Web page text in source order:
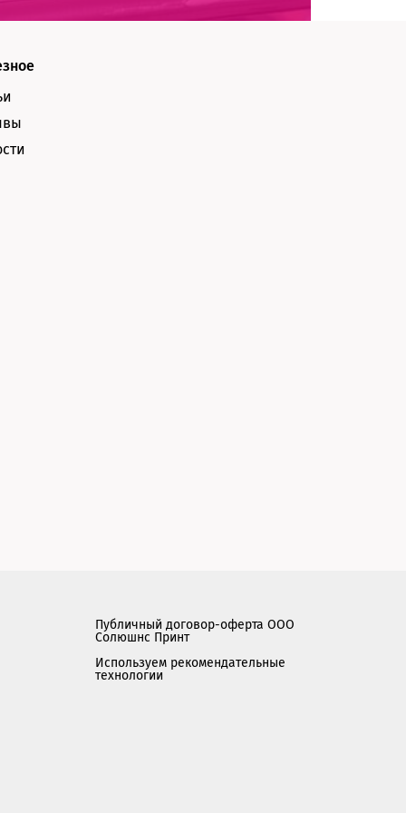
Публичный договор-оферта ООО
Солюшнс Принт
Используем рекомендательные
технологии